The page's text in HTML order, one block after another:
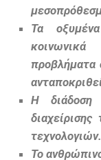
Τα
κοινωνικά
προβλήματα
Η διάδοση
τεχνολογιών.
Το